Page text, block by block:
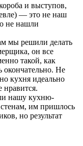
и выступов,
— это не наш
не нашли
мы решили делать
он все
такой, как
окончательно. Не
кухня идеально
нравится.
нашу кухню-
им пришлось
но результат